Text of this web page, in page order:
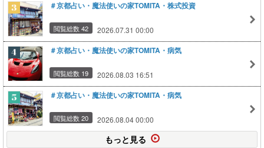
＃京都占い・魔法使いの家TOMITA・株式投資
閲覧総数 42 2026.07.31 00:00
＃京都占い・魔法使いの家TOMITA・病気
閲覧総数 19 2026.08.03 16:51
＃京都占い・魔法使いの家TOMITA・病気
閲覧総数 20 2026.08.04 00:00
もっと見る